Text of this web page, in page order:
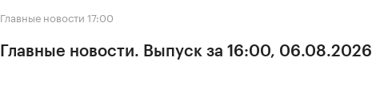
Главные новости 17:00
Главные новости. Выпуск за 16:00, 06.08.2026